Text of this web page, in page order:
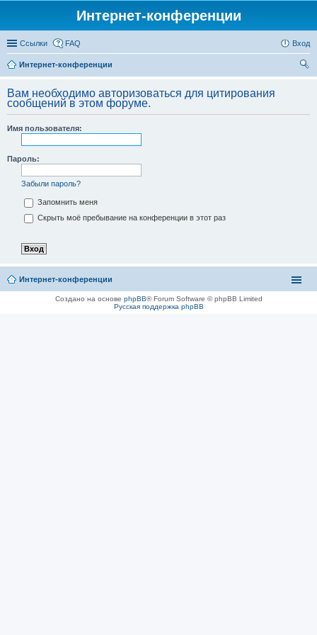
Интернет-конференции
Ссылки FAQ Вход
Интернет-конференции
Вам необходимо авторизоваться для цитирования
сообщений в этом форуме.
Имя пользователя:
Пароль:
Забыли пароль?
Запомнить меня
Скрыть моё пребывание на конференции в этот раз
Интернет-конференции
Создано на основе phpBB® Forum Software © phpBB Limited
Русская поддержка phpBB